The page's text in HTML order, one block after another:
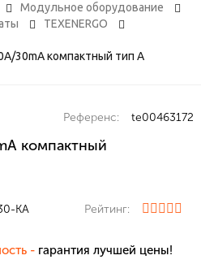
Модульное оборудование
TEXENERGO
30mA компактный тип А
компактный
Референс: te00463172
KА Рейтинг:
- гарантия лучшей цены!